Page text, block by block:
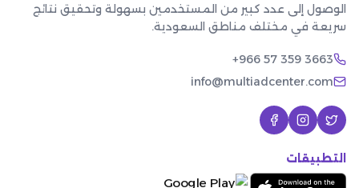
الوصول إلى عدد كبير من المستخدمين بسهولة وتحقيق نتائج
سريعة في مختلف مناطق السعودية.
+966 57 359 3663
info@multiadcenter.com
التطبيقات